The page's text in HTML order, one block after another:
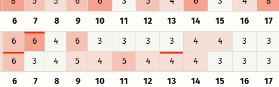
6 7 8 9 10 11 12 13 14 15 16 17
6 6 4 6 3 3 3 3 4 4 3 3
6 3 4 5 4 5 4 4 4 3 3 3
6 7 8 9 10 11 12 13 14 15 16 17